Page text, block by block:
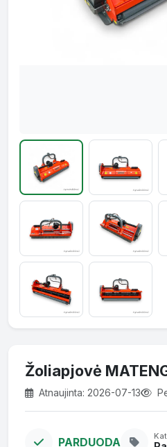
Žoliapjovė
Atnaujinta: 2026-07-13
PARDUODA